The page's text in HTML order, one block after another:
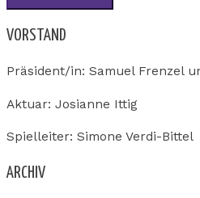
VORSTAND
Präsident/in: Samuel Frenzel
Aktuar: Josianne Ittig
Spielleiter: Simone Verdi-Bittel
ARCHIV